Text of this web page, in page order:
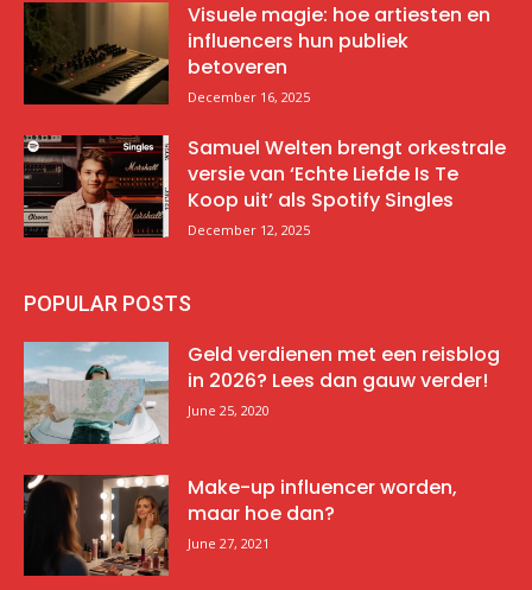
Visuele magie: hoe artiesten en
influencers hun publiek
betoveren
December 16, 2025
Samuel Welten brengt orkestrale
versie van ‘Echte Liefde Is Te
Koop uit’ als Spotify Singles
December 12, 2025
POPULAR POSTS
Geld verdienen met een reisblog
in 2026? Lees dan gauw verder!
June 25, 2020
Make-up influencer worden,
maar hoe dan?
June 27, 2021